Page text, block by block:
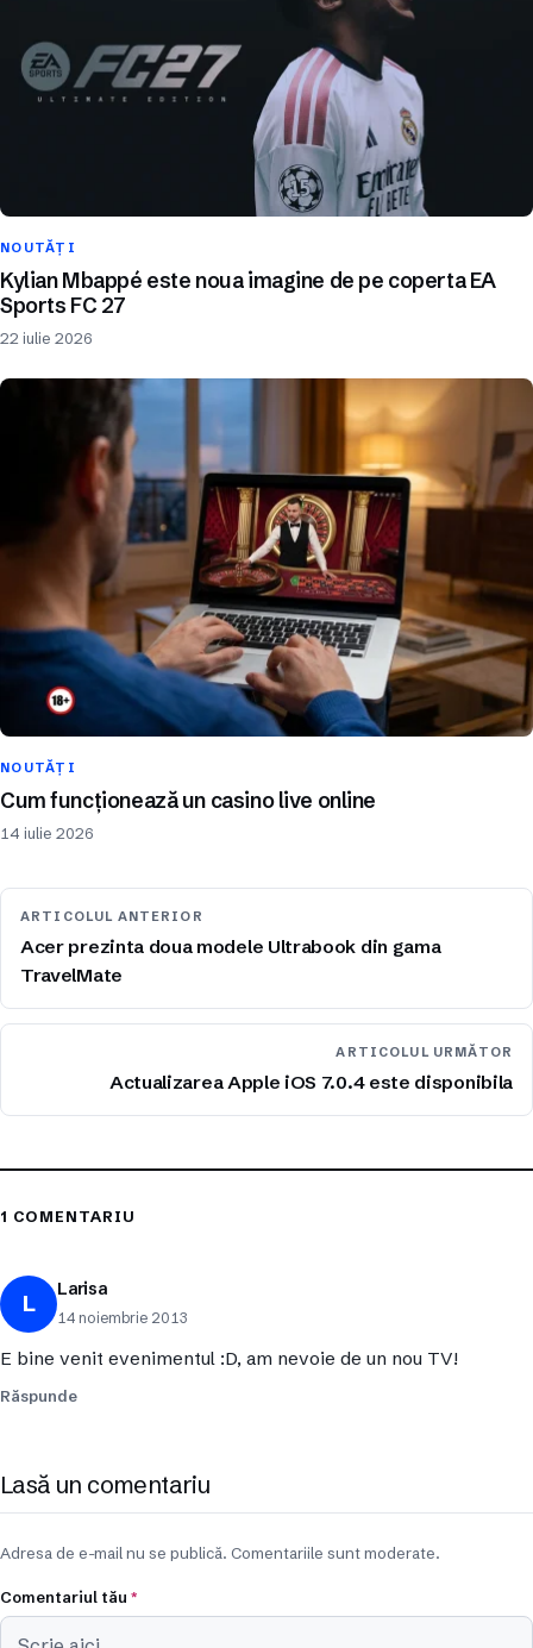
NOUTĂȚI
Kylian Mbappé este noua imagine de pe coperta EA
Sports FC 27
22 iulie 2026
NOUTĂȚI
Cum funcționează un casino live online
14 iulie 2026
ARTICOLUL ANTERIOR
Acer prezinta doua modele Ultrabook din gama
TravelMate
ARTICOLUL URMĂTOR
Actualizarea Apple iOS 7.0.4 este disponibila
1 COMENTARIU
L Larisa
14 noiembrie 2013
E bine venit evenimentul :D, am nevoie de un nou TV!
Răspunde
Lasă un comentariu
Adresa de e-mail nu se publică. Comentariile sunt moderate.
Comentariul tău *